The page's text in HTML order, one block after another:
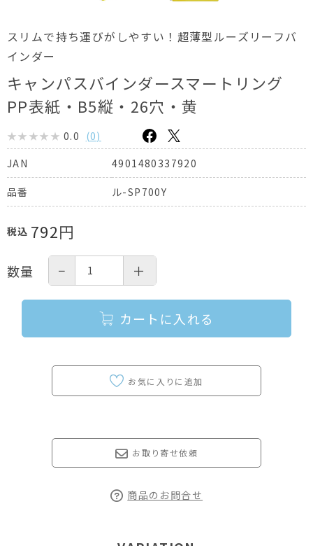
スリムで持ち運びがしやすい！超薄型ルーズリーフバ
インダー
キャンパスバインダースマートリング
PP表紙・B5縦・26穴・黄
0.0 (0)
JAN
4901480337920
品番 ル-SP700Y
税込 792円
数量 − ＋
カートに入れる
お取り寄せ依頼
商品のお問合せ